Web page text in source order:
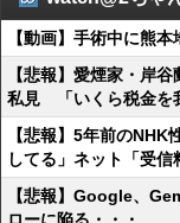
【動画】手術中に熊
【悲報】愛煙家・岸
私見 「いくら税金を
【悲報】5年前の
してる」ネット「受信
【悲報】Google、